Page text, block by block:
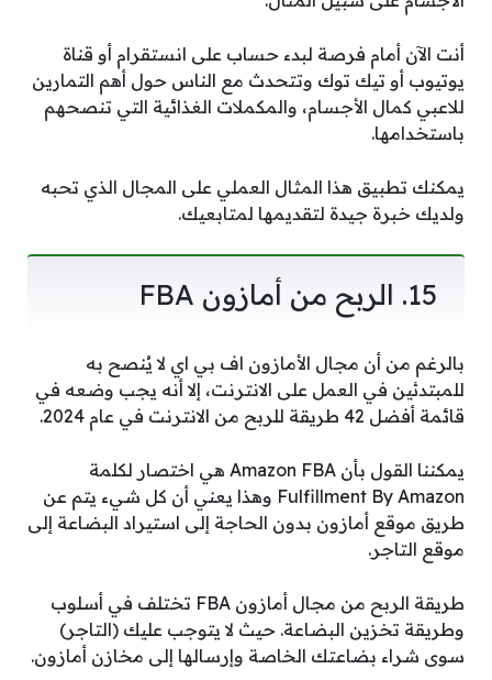
أنت الآن أمام فرصة لبدء حساب على انستقرام أو قناة
يوتيوب أو تيك توك وتتحدث مع الناس حول أهم التمارين
للاعبي كمال الأجسام، والمكملات الغذائية التي تنصحهم
باستخدامها.
يمكنك تطبيق هذا المثال العملي على المجال الذي تحبه
ولديك خبرة جيدة لتقديمها لمتابعيك.
15. الربح من أمازون FBA
بالرغم من أن مجال الأمازون اف بي اي لا يُنصح به
للمبتدئين في العمل على الانترنت، إلا أنه يجب وضعه في
قائمة أفضل 42 طريقة للربح من الانترنت في عام 2024.
يمكننا القول بأن Amazon FBA هي اختصار لكلمة
Fulfillment By Amazon وهذا يعني أن كل شيء يتم عن
طريق موقع أمازون بدون الحاجة إلى استيراد البضاعة إلى
موقع التاجر.
طريقة الربح من مجال أمازون FBA تختلف في أسلوب
وطريقة تخزين البضاعة. حيث لا يتوجب عليك (التاجر)
سوى شراء بضاعتك الخاصة وإرسالها إلى مخازن أمازون.